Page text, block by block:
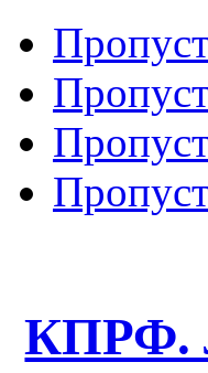
КПРФ.